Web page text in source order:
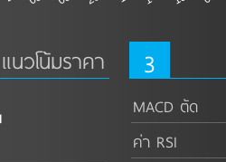
แนวโน้มราคา 3
MACD ตัด
ค่า RSI